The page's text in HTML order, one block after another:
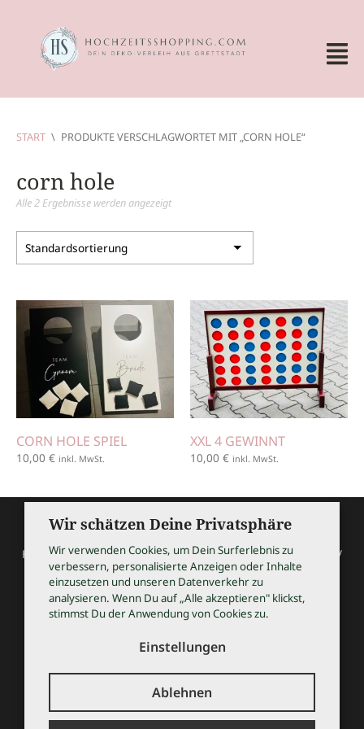
START \ PRODUKTE VERSCHLAGWORTET MIT „CORN HOLE“
corn hole
Alle 2 Ergebnisse werden angezeigt
CORN HOLE SPIEL
10,00 € inkl. MwSt.
XXL 4 GEWINNT
10,00 € inkl. MwSt.
HOCHZEITSSHOPPING / Thomas Bauer / Meßmerstraße 32 /
97508 Grettstadt
Tel 09729 9099504 / info@hochzeitsshopping.com
AGB
IMPRESSUM
Wir schätzen Deine Privatsphäre
Wir verwenden Cookies, um Dein Surferlebnis zu
verbessern, personalisierte Anzeigen oder Inhalte
einzusetzen und unseren Datenverkehr zu
analysieren. Wenn Du auf „Alle akzeptieren" klickst,
stimmst Du der Anwendung von Cookies zu.
Einstellungen
Ablehnen